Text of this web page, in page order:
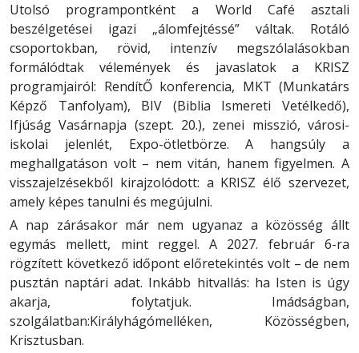
Utolsó programpontként a World Café asztali
beszélgetései igazi „álomfejtéssé” váltak. Rotáló
csoportokban, rövid, intenzív megszólalásokban
formálódtak vélemények és javaslatok a KRISZ
programjairól: RendítŐ konferencia, MKT (Munkatárs
Képző Tanfolyam), BIV (Biblia Ismereti Vetélkedő),
Ifjúság Vasárnapja (szept. 20.), zenei misszió, városi-
iskolai jelenlét, Expo-ötletbörze. A hangsúly a
meghallgatáson volt – nem vitán, hanem figyelmen. A
visszajelzésekből kirajzolódott: a KRISZ élő szervezet,
amely képes tanulni és megújulni.
A nap zárásakor már nem ugyanaz a közösség állt
egymás mellett, mint reggel. A 2027. február 6-ra
rögzített következő időpont előretekintés volt – de nem
pusztán naptári adat. Inkább hitvallás: ha Isten is úgy
akarja, folytatjuk. Imádságban,
szolgálatban:Királyhágómelléken, Közösségben,
Krisztusban.